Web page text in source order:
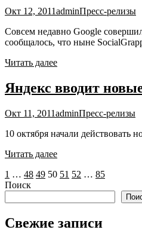
Окт 12, 2011adminПресс-релизы
Совсем недавно Google
сообщалось, что ныне
Читать далее
Яндекс вводит
Окт 11, 2011adminПресс-релизы
10 октября начали действовать
Читать далее
Пагинация
записей
1 … 48 49 50 51 52 … 85
Поиск
Свежие записи